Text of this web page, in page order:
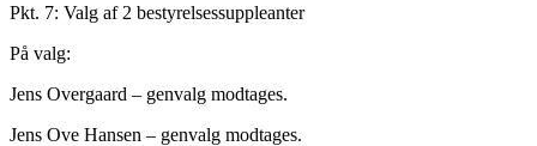
Pkt. 7: Valg af 2 bestyrelsessuppleanter
På valg:
Jens Overgaard – genvalg modtages.
Jens Ove Hansen – genvalg modtages.